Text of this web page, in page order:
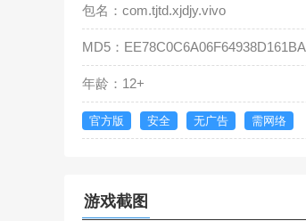
包名：com.tjtd.xjdjy.vivo
MD5：
年龄：12+
官方版 安全 无广告 需网络
游戏截图